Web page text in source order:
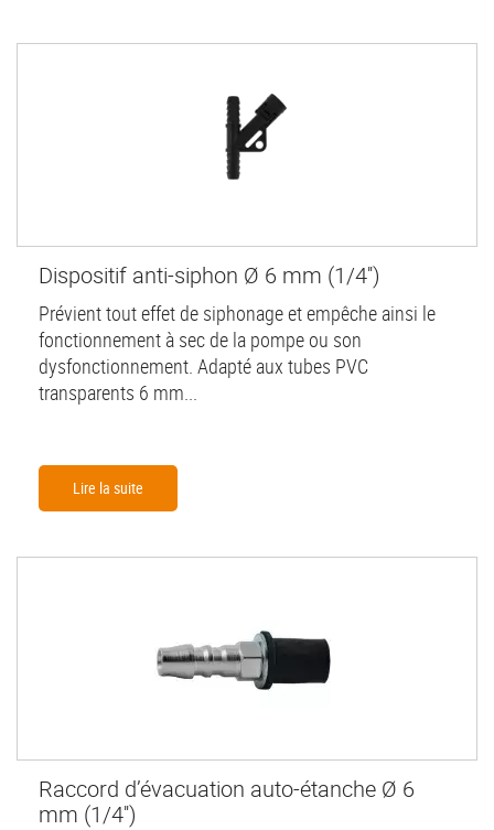
Dispositif anti-siphon Ø 6 mm (1/4'')
Prévient tout effet de siphonage et empêche ainsi le
fonctionnement à sec de la pompe ou son
dysfonctionnement. Adapté aux tubes PVC
transparents 6 mm...
Lire la suite
Raccord d’évacuation auto-étanche Ø 6
mm (1/4'')